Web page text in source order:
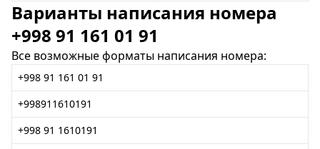
Варианты написания номера
+998 91 161 01 91
Все возможные форматы написания номера:
+998 91 161 01 91
+998911610191
+998 91 1610191